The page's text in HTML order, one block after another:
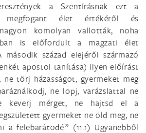
a Szentírásnak ezt a
élet értékéről és
komolyan vallották, noha
is előfordult a magzati élet
második század elejéről származó
apostol tanítása) ilyen előírást
törj házasságot, gyermeket meg
ne lopj, varázslattal ne
keverj mérget, ne hajtsd el a
gyermeket ne öld meg, ne
a felebarátodé.” (11.1) Ugyanebből